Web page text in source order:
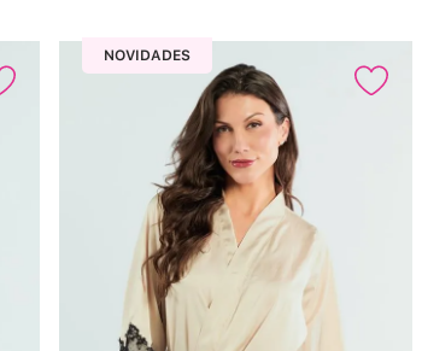
NOVIDADES